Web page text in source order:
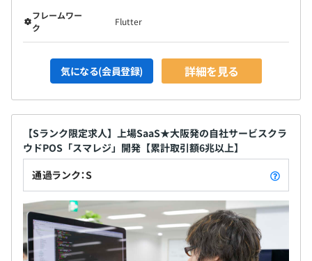
フレームワー
ク
Flutter
気になる(会員登録) 詳細を見る
【Sランク限定求人】上場SaaS★大阪発の自社サービスクラ
ウドPOS「スマレジ」開発【累計取引額6兆以上】
通過ランク：S